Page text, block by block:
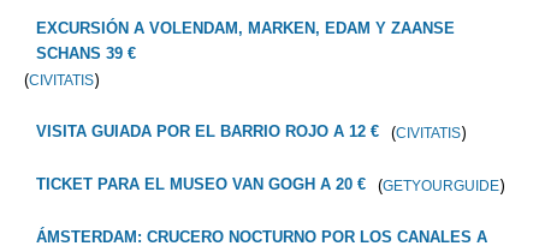
EXCURSIÓN A VOLENDAM, MARKEN, EDAM Y ZAANSE
SCHANS 39 €
(CIVITATIS)
VISITA GUIADA POR EL BARRIO ROJO A 12 € (CIVITATIS)
TICKET PARA EL MUSEO VAN GOGH A 20 € (GETYOURGUIDE)
ÁMSTERDAM: CRUCERO NOCTURNO POR LOS CANALES A